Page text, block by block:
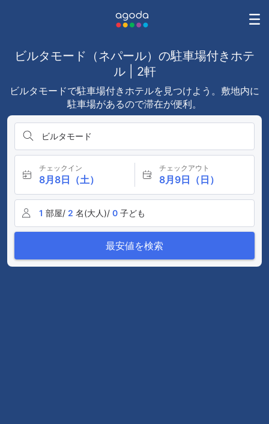
ビルタモード（ネパール）の駐車場付きホテ
ル | 2軒
ビルタモードで駐車場付きホテルを見つけよう。敷地内に
駐車場があるので滞在が便利。
ビルタモード
チェックイン
8月8日（土）
チェックアウト
8月9日（日）
1 部屋/ 2 名(大人)/ 0 子ども
最安値を検索